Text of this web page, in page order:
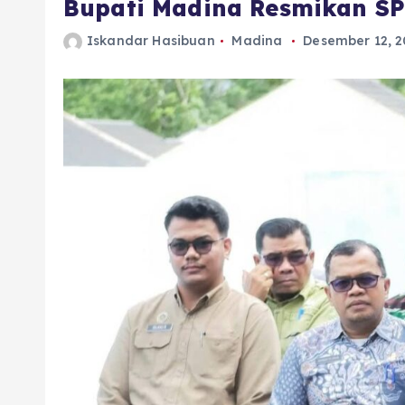
Bupati Madina Resmikan
Iskandar Hasibuan Madina Desember 12,